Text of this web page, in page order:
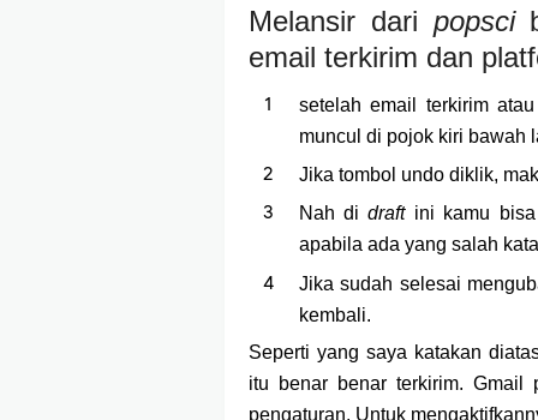
Melansir dari popsci
email terkirim dan
setelah email terkirim
muncul di pojok kiri bawah
Jika tombol undo diklik,
Nah didraftini kamu bisa
apabila ada yang salah
Jika sudah selesai
kembali.
Seperti yang saya katakan
itu benar benar terkirim.
pengaturan. Untuk